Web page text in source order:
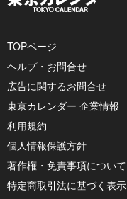
TOPページ
ヘルプ・お問合せ
広告に関するお問合せ
東京カレンダー 企業情報
利用規約
個人情報保護方針
著作権・免責事項について
特定商取引法に基づく表示